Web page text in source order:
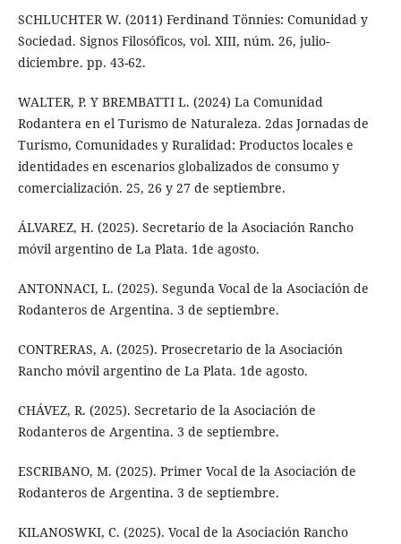
SCHLUCHTER W. (2011) Ferdinand Tönnies: Comunidad y
Sociedad. Signos Filosóficos, vol. XIII, núm. 26, julio-
diciembre. pp. 43-62.
WALTER, P. Y BREMBATTI L. (2024) La Comunidad
Rodantera en el Turismo de Naturaleza. 2das Jornadas de
Turismo, Comunidades y Ruralidad: Productos locales e
identidades en escenarios globalizados de consumo y
comercialización. 25, 26 y 27 de septiembre.
ÁLVAREZ, H. (2025). Secretario de la Asociación Rancho
móvil argentino de La Plata. 1de agosto.
ANTONNACI, L. (2025). Segunda Vocal de la Asociación de
Rodanteros de Argentina. 3 de septiembre.
CONTRERAS, A. (2025). Prosecretario de la Asociación
Rancho móvil argentino de La Plata. 1de agosto.
CHÁVEZ, R. (2025). Secretario de la Asociación de
Rodanteros de Argentina. 3 de septiembre.
ESCRIBANO, M. (2025). Primer Vocal de la Asociación de
Rodanteros de Argentina. 3 de septiembre.
KILANOSWKI, C. (2025). Vocal de la Asociación Rancho